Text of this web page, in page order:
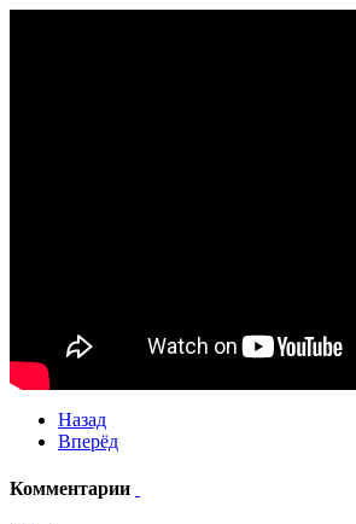
Назад
Вперёд
Комментарии